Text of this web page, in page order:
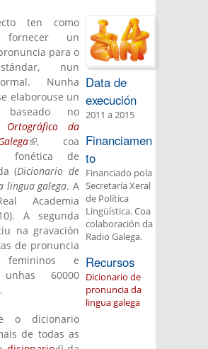
ten como
fornecer un
para o
nun
Nunha
elaborouse un
baseado no
Ortográfico da
(link is external)
, coa
fonética de
(Dicionario de
lingua galega. A
Academia
A segunda
na gravación
de pronuncia
femininos e
unhas 60000
o dicionario
de todas as
Data de
execución
2011 a2015
Financiamen
to
Financiado pola
Secretaría Xeral
de Política
Lingüística. Coa
colaboración da
Radio Galega.
Recursos
Dicionario de
pronuncia da
lingua galega